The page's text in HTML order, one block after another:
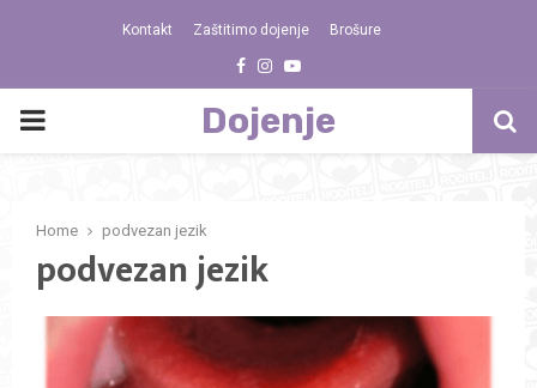
Kontakt Zaštitimo dojenje Brošure
Facebook
Instagram
Youtube
PRIMARY
Dojenje
Home podvezan jezik
podvezan jezik